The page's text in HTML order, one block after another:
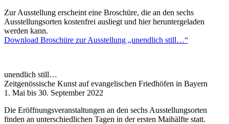
Zur Ausstellung erscheint eine Broschüre, die an den sechs
Ausstellungsorten kostenfrei ausliegt und hier heruntergeladen
werden kann.
Download Broschüre zur Ausstellung „unendlich still…“
unendlich still…
Zeitgenössische Kunst auf evangelischen Friedhöfen in Bayern
1. Mai bis 30. September 2022
Die Eröffnungsveranstaltungen an den sechs Ausstellungsorten
finden an unterschiedlichen Tagen in der ersten Maihälfte statt.